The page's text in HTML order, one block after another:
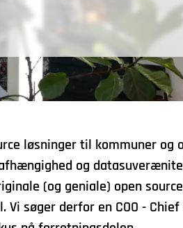
løsninger til kommuner
og
(og geniale) open
søger derfor en COO -